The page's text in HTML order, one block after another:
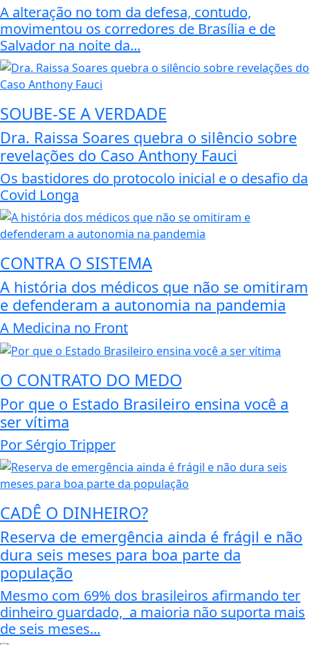
A alteração no tom da defesa, contudo,
movimentou os corredores de Brasília e de
Salvador na noite da...
SOUBE-SE A VERDADE
Dra. Raissa Soares quebra o silêncio sobre
revelações do Caso Anthony Fauci
Os bastidores do protocolo inicial e o desafio da
Covid Longa
CONTRA O SISTEMA
A história dos médicos que não se omitiram
e defenderam a autonomia na pandemia
A Medicina no Front
O CONTRATO DO MEDO
Por que o Estado Brasileiro ensina você a
ser vítima
Por Sérgio Tripper
CADÊ O DINHEIRO?
Reserva de emergência ainda é frágil e não
dura seis meses para boa parte da
população
Mesmo com 69% dos brasileiros afirmando ter
dinheiro guardado, a maioria não suporta mais
de seis meses...